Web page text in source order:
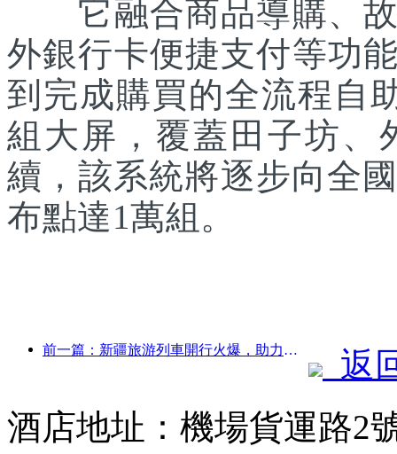
它融合商品導購、故
外銀行卡便捷支付等功
到完成購買的全流程自
組大屏，覆蓋田子坊、
續，該系統將逐步向全
布點達1萬組。
前一篇：新疆旅游列車開行火爆，助力文旅經濟蓬勃發展
返
酒店地址：機場貨運路2